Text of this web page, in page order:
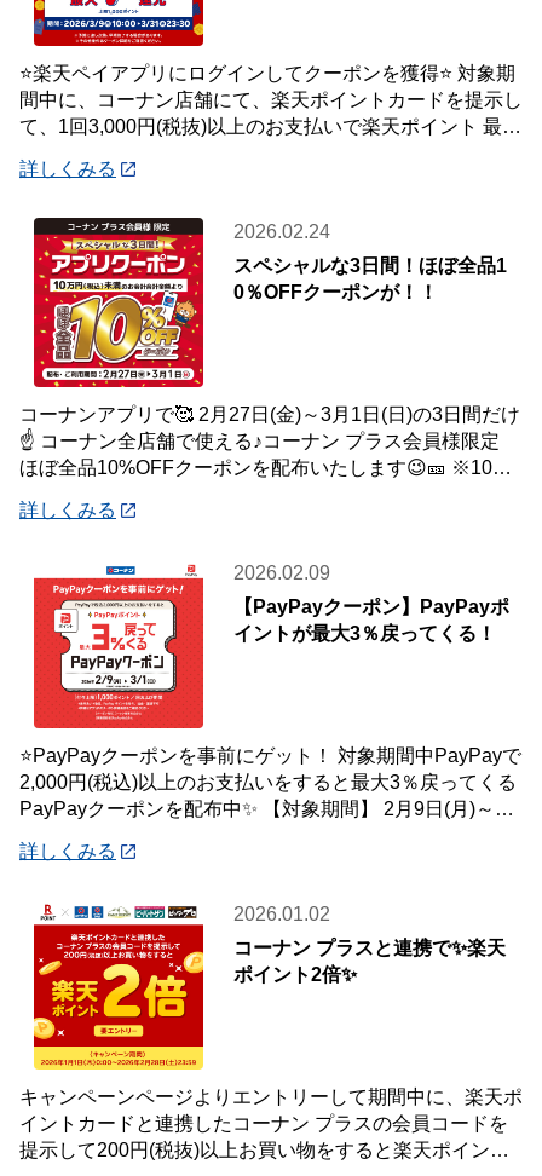
⭐楽天ペイアプリにログインしてクーポンを獲得⭐ 対象期
間中に、コーナン店舗にて、楽天ポイントカードを提示し
て、1回3,000円(税抜)以上のお支払いで楽天ポイント 最大
詳しくみる
2026.02.24
スペシャルな3日間！ほぼ全品1
0％OFFクーポンが！！
コーナンアプリで🥰 2月27日(金)～3月1日(日)の3日間だけ
☝️ コーナン全店舗で使える♪コーナン プラス会員様限定
ほぼ全品10%OFFクーポンを配布いたします😉🎫 ※10万
詳しくみる
2026.02.09
【PayPayクーポン】PayPayポ
イントが最大3％戻ってくる！
⭐PayPayクーポンを事前にゲット！ 対象期間中PayPayで
2,000円(税込)以上のお支払いをすると最大3％戻ってくる
PayPayクーポンを配布中✨ 【対象期間】 2月9日(月)～3
詳しくみる
2026.01.02
コーナン プラスと連携で✨楽天
ポイント2倍✨
キャンペーンページよりエントリーして期間中に、楽天ポ
イントカードと連携したコーナン プラスの会員コードを
提示して200円(税抜)以上お買い物をすると楽天ポイント2